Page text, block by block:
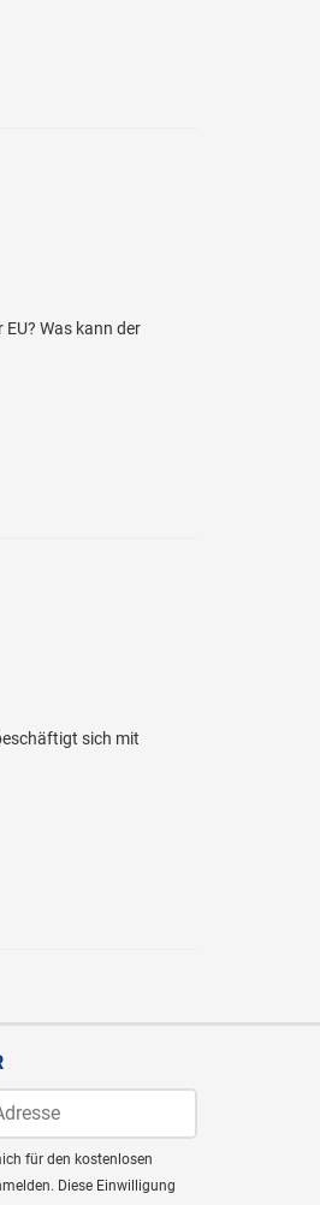
Was kann der
sich mit
für den kostenlosen
Diese Einwilligung